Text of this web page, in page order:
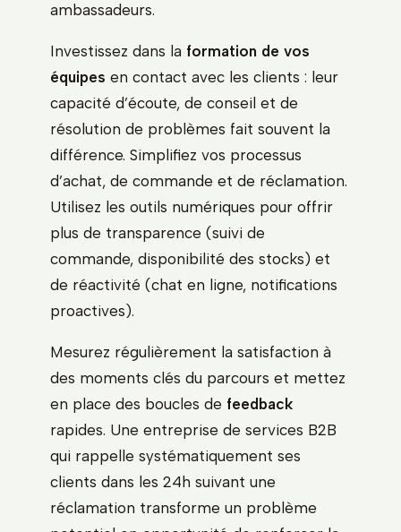
ambassadeurs.
Investissez dans la formation de vos
équipes en contact avec les clients : leur
capacité d’écoute, de conseil et de
résolution de problèmes fait souvent la
différence. Simplifiez vos processus
d’achat, de commande et de réclamation.
Utilisez les outils numériques pour offrir
plus de transparence (suivi de
commande, disponibilité des stocks) et
de réactivité (chat en ligne, notifications
proactives).
Mesurez régulièrement la satisfaction à
des moments clés du parcours et mettez
en place des boucles de feedback
rapides. Une entreprise de services B2B
qui rappelle systématiquement ses
clients dans les 24h suivant une
réclamation transforme un problème